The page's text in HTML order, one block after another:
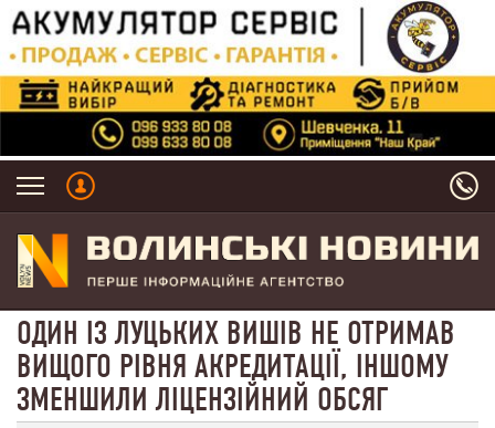
ОДИН ІЗ ЛУЦЬКИХ ВИШІВ НЕ ОТРИМАВ
ВИЩОГО РІВНЯ АКРЕДИТАЦІЇ, ІНШОМУ
ЗМЕНШИЛИ ЛІЦЕНЗІЙНИЙ ОБСЯГ